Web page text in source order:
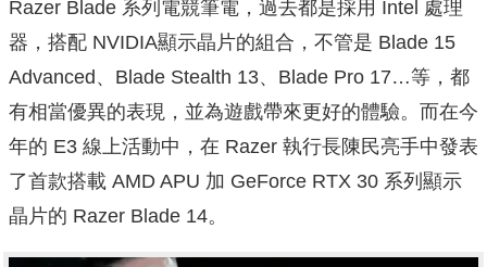
Razer Blade 系列電競筆電，過去都是採用 Intel 處理
器，搭配 NVIDIA顯示晶片的組合，不管是 Blade 15
Advanced、Blade Stealth 13、Blade Pro 17…等，都
有相當優異的表現，並為遊戲帶來更好的體驗。而在今
年的 E3 線上活動中，在 Razer 執行長陳民亮手中發表
了首款搭載 AMD APU 加 GeForce RTX 30 系列顯示
晶片的 Razer Blade 14。